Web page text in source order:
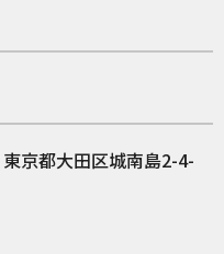
東京都大田区城南島2-4-